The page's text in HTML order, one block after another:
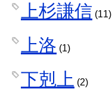
上杉謙信 (11)
上洛 (1)
下剋上 (2)